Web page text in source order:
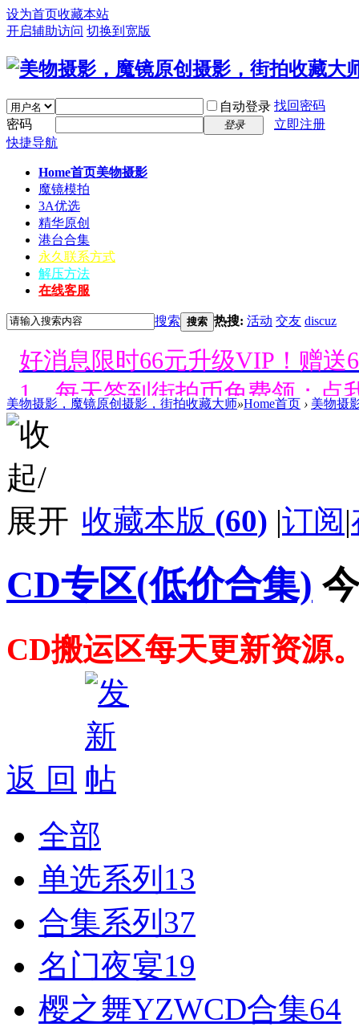
设为首页收藏本站
开启辅助访问 切换到宽版
自动登录 找回密码
密码
登录
立即注册
快捷导航
Home首页美物摄影
魔镜模拍
3A优选
精华原创
港台合集
永久联系方式
解压方法
在线客服
搜索 搜索 热搜: 活动 交友 discuz
好消息限时66元升级VIP！赠
1、每天签到街拍币免费领；点
好消息限时66元升级VIP！赠
1、每天签到街拍币免费领；点
好消息限时66元升级VIP！赠
1、每天签到街拍币免费领；点
好消息限时66元升级VIP！赠
1、每天签到街拍币免费领；点
好消息限时66元升级VIP！赠
1、每天签到街拍币免费领；点
好消息限时66元升级VIP！赠
1、每天签到街拍币免费领；点
美物摄影，魔镜原创摄影，街拍收藏大师»Home首页 › 美物摄
收藏本版 (60) |订阅|
CD专区(低价合集)
CD搬运区每天更新资源
返 回
全部
单选系列 13
合集系列 37
名门夜宴19
樱之舞YZWCD合集64